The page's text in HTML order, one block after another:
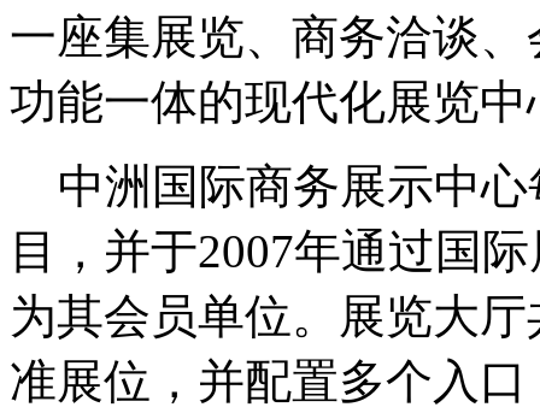
一座集展览、商务洽谈
功能一体的现代化展览中
中洲国际商务展示中心
目，并于2007年通过国
为其会员单位。展览大
准展位，并配置多个入